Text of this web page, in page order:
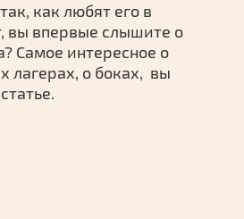
как любят его в
вы впервые слышите о
Самое интересное о
лагерах, о боках, вы